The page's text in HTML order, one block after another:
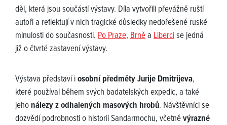
děl, která jsou součástí výstavy. Díla vytvořili převážně ruští
autoři a reflektují v nich tragické důsledky nedořešené ruské
minulosti do současnosti. Po Praze, Brněa Libercise jedná
již o čtvrté zastavení výstavy.
Výstava představí iosobní předměty Jurije Dmitrijeva,
které používal během svých badatelských expedic, a také
jeho nálezy z odhalených masových hrobů. Návštěvníci se
dozvědí podrobnosti o historii Sandarmochu, včetněvýrazné